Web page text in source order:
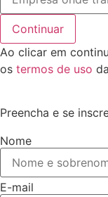
Continuar
Ao clicar em
os termos de uso
Preencha e se
Nome
E-mail